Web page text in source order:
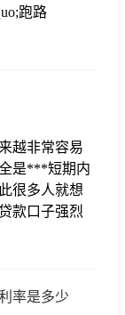
跑路
越非常容易
是***短期内
很多人就想
款口子强烈
率是多少